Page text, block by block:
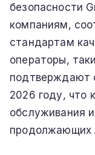
безопасности
компаниям,
стандартам
операторы,
подтверждают
2026 году, что
обслуживания
продолжающих